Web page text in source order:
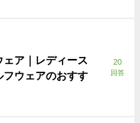
ア｜レディース
フウェアのおすす
20
回答